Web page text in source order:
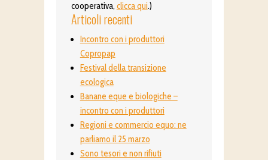
cooperativa, clicca qui.)
Articoli recenti
Incontro con i produttori
Copropap
Festival della transizione
ecologica
Banane eque e biologiche –
incontro con i produttori
Regioni e commercio equo: ne
parliamo il 25 marzo
Sono tesori e non rifiuti